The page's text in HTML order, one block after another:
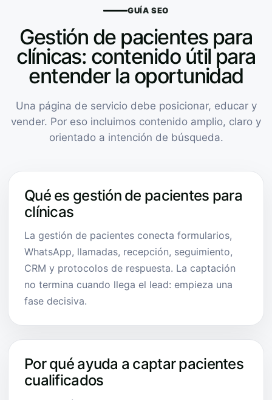
GUÍA SEO
Gestión de pacientes para
clínicas: contenido útil para
entender la oportunidad
Una página de servicio debe posicionar, educar y
vender. Por eso incluimos contenido amplio, claro y
orientado a intención de búsqueda.
Qué es gestión de pacientes para
clínicas
La gestión de pacientes conecta formularios,
WhatsApp, llamadas, recepción, seguimiento,
CRM y protocolos de respuesta. La captación
no termina cuando llega el lead: empieza una
fase decisiva.
Por qué ayuda a captar pacientes
cualificados